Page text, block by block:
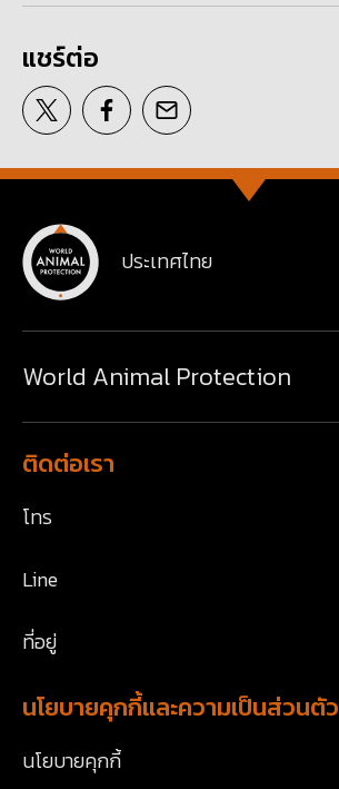
แชร์ต่อ
ประเทศไทย
World Animal Protection
ติดต่อเรา
โทร
Line
ที่อยู่
นโยบายคุกกี้และความเป็นส่วนตัว
นโยบายคุกกี้